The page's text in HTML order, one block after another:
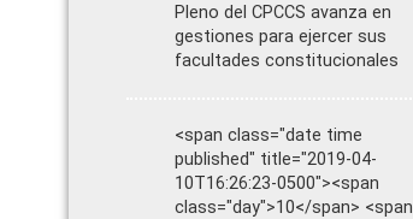
Pleno del CPCCS avanza en
gestiones para ejercer sus
facultades constitucionales
<span class="date time
published" title="2019-04-
10T16:26:23-0500"><span
class="day">10</span> <span